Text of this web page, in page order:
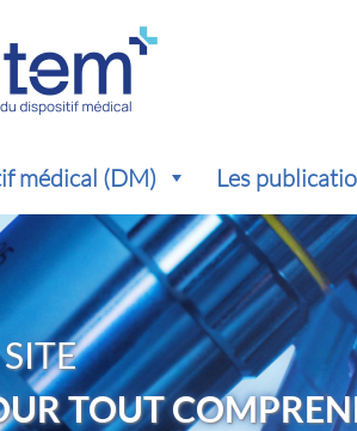
d’outils
médical (DM) Les
TOUT